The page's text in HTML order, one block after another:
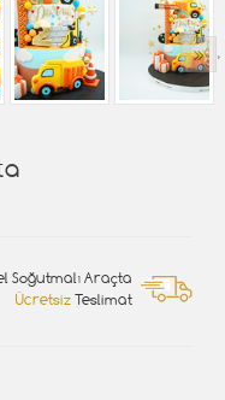
›
Soğutmalı Araçta
Ücretsiz Teslimat